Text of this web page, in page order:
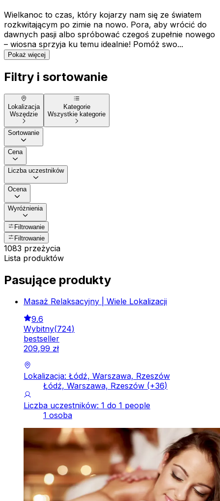
Wielkanoc to czas, który kojarzy nam się ze światem
rozkwitającym po zimie na nowo. Pora, aby wrócić do
dawnych pasji albo spróbować czegoś zupełnie nowego
– wiosna sprzyja ku temu idealnie! Pomóż swo...
Pokaż więcej
Filtry i sortowanie
Lokalizacja
Wszędzie
Kategorie
Wszystkie kategorie
Sortowanie
Cena
Liczba uczestników
Ocena
Wyróżnienia
Filtrowanie
Filtrowanie
1083 przeżycia
Lista produktów
Pasujące produkty
Masaż Relaksacyjny | Wiele Lokalizacji
9.6
Wybitny(724)
bestseller
209,99 zł
Lokalizacja: Łódź, Warszawa, Rzeszów
Łódź, Warszawa, Rzeszów (+36)
Liczba uczestników: 1 do 1 people
1 osoba